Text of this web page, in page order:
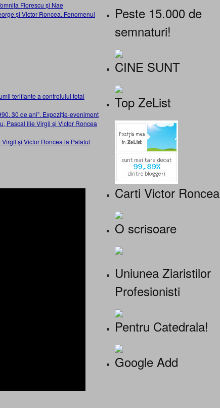
Florescu și Nae
și Victor Roncea. Fenomenul
terifiante a controlului total
30 de ani”. Expoziție-eveniment
Pascal Ilie Virgil și Victor Roncea
și Victor Roncea la Palatul
Peste 15.000 de
semnaturi!
CINE SUNT
Top ZeList
Carti Victor Roncea
O scrisoare
Uniunea Ziaristilor
Profesionisti
Pentru Catedrala!
Google Add